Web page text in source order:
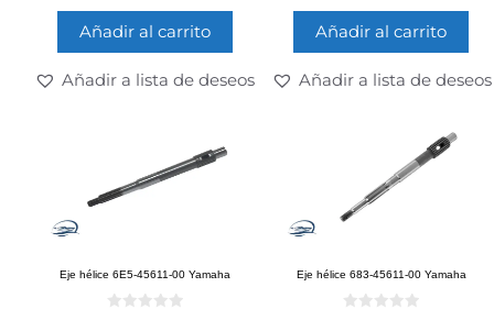
Añadir al carrito
Añadir a lista de deseos
Añadir al carrito
Añadir a lista de deseos
Eje hélice 6E5-45611-00 Yamaha Eje hélice 683-45611-00 Yamaha